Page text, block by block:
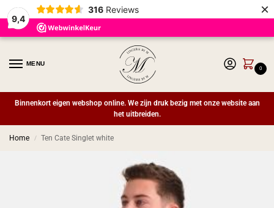
9,4
316 Reviews ×
MENU
0
Binnenkort eigen webshop online. We zijn druk bezig met onze website aan
het uitbreiden.
Home / Ten Cate Singlet white